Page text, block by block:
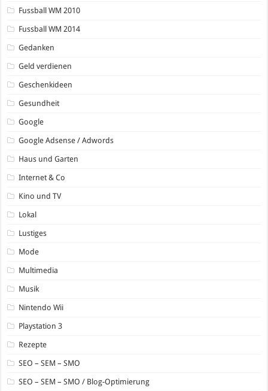
Fussball WM 2010
Fussball WM 2014
Gedanken
Geld verdienen
Geschenkideen
Gesundheit
Google
Google Adsense / Adwords
Haus und Garten
Internet & Co
Kino und TV
Lokal
Lustiges
Mode
Multimedia
Musik
Nintendo Wii
Playstation 3
Rezepte
SEO – SEM – SMO
SEO – SEM – SMO / Blog-Optimierung